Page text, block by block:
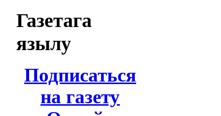
Газетага
язылу
Подписаться
на газету